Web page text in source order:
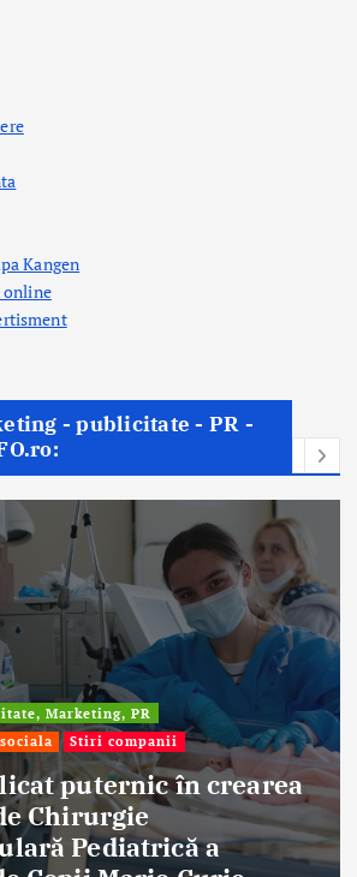
Kangen
online
- publicitate - PR -
Afaceri & Economie
Publicitate, Marketing,
Stiri companii
Eternal Beauty, fondată la
aniversat 30 de ani în